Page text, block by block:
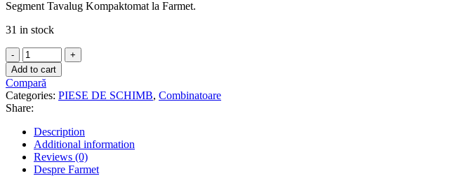
Segment Tavalug Kompaktomat la Farmet.
31 in stock
Segment
Tavalug
RR
3004190
quantity
Add to cart
Compară
Categories: PIESE DE SCHIMB, Combinatoare
Share:
Description
Additional information
Reviews (0)
Despre Farmet